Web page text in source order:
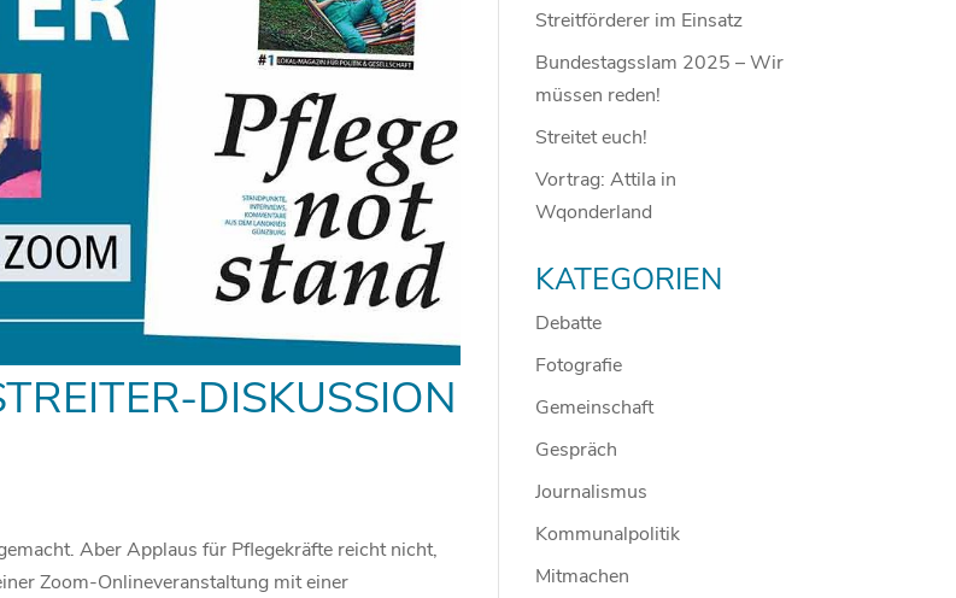
DISKUSSION
Aber Applaus für Pflegekräfte reicht nicht,
Zoom-Onlineveranstaltung mit einer
Streitförderer im Einsatz
Bundestagsslam 2025 – Wir
müssen reden!
Streitet euch!
Vortrag: Attila in
Wqonderland
KATEGORIEN
Debatte
Fotografie
Gemeinschaft
Gespräch
Journalismus
Kommunalpolitik
Mitmachen